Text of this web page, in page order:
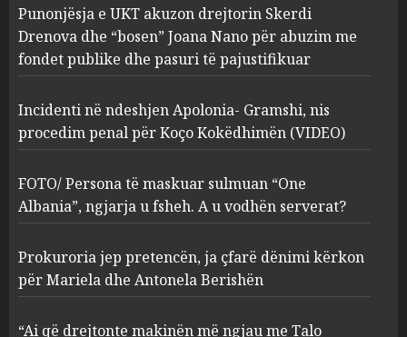
2
Apolonia- Gramshi, nis
procedim penal për Koço
Kokëdhimën (VIDEO)
MARCH 27, 2025
3
FOTO/ Persona të maskuar
sulmuan “One Albania”,
ngjarja u fsheh. A u vodhën
serverat?
Prokuroria jep pretencën, ja
çfarë dënimi kërkon për
Punonjësja e UKT akuzon drejtorin Skerdi
Drenova dhe “bosen” Joana Nano për abuzim me
fondet publike dhe pasuri të pajustifikuar
Incidenti në ndeshjen Apolonia- Gramshi, nis
procedim penal për Koço Kokëdhimën (VIDEO)
FOTO/ Persona të maskuar sulmuan “One
Albania”, ngjarja u fsheh. A u vodhën serverat?
Prokuroria jep pretencën, ja çfarë dënimi kërkon
për Mariela dhe Antonela Berishën
“Ai që drejtonte makinën më ngjau me Talo